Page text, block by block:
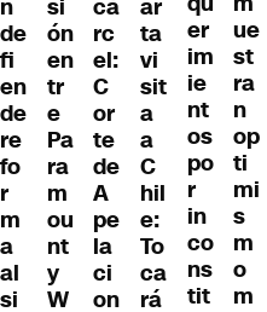
n
de
fi
en
de
re
fo
r
m
a
al
si
si
ón
en
tr
e
Pa
ra
m
ou
nt
y
W
cá
rc
el:
C
or
te
de
A
pe
la
ci
on
ar
ta
vi
sit
a
a
C
hil
e:
To
ca
rá
er
im
ie
nt
os
po
r
in
co
ns
tit
ue
st
ra
n
op
ti
mi
s
m
o
m